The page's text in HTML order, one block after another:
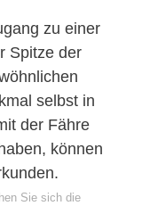
zu einer
Spitze der
selbst in
der Fähre
können
Sie sich die